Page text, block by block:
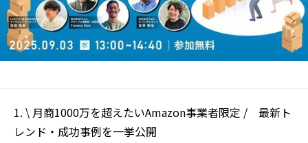
\ 月商1000万を超えたいAmazon事業者限定 / 最新ト
レンド・成功事例を一挙公開